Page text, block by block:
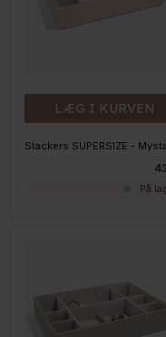
LÆG I KURVEN
På